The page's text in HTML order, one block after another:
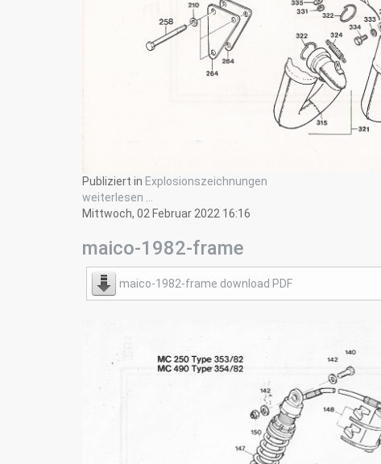
Publiziert in Explosionszeichnungen
weiterlesen ...
Mittwoch, 02 Februar 2022 16:16
maico-1982-frame
maico-1982-frame download PDF